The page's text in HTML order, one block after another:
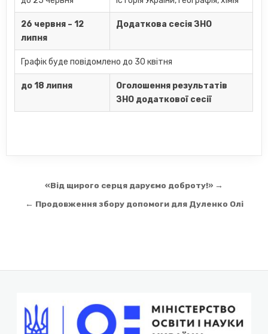
26 червня – 12
липня
Додаткова сесія ЗНО
Графік буде повідомлено до 30 квітня
до 18 липня
Оголошення результатів
ЗНО додаткової сесії
Навігація
записів
«Від щирого серця даруємо доброту!» →
← Продовження збору допомоги для Дуленко Олі